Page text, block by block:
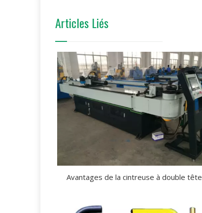
Articles Liés
Avantages de la cintreuse à double tête